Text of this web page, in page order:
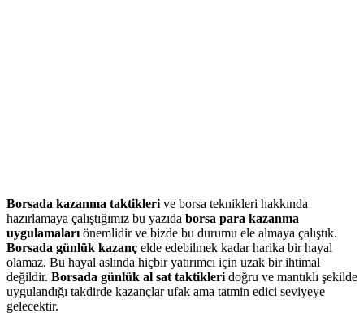
Borsada kazanma taktikleri ve borsa teknikleri hakkında
hazırlamaya çalıştığımız bu yazıda borsa para kazanma
uygulamaları önemlidir ve bizde bu durumu ele almaya çalıştık.
Borsada günlük kazanç elde edebilmek kadar harika bir hayal
olamaz. Bu hayal aslında hiçbir yatırımcı için uzak bir ihtimal
değildir. Borsada günlük al sat taktikleri doğru ve mantıklı şekilde
uygulandığı takdirde kazançlar ufak ama tatmin edici seviyeye
gelecektir.